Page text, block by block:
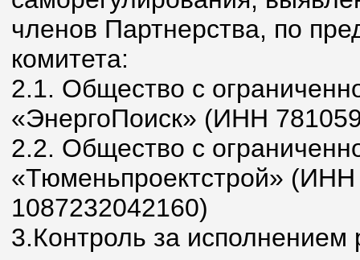
членов Партнерства, по
комитета:
2.1. Общество с
«ЭнергоПоиск» (ИНН
2.2. Общество с
«Тюменьпроектстрой»
1087232042160)
3.Контроль за